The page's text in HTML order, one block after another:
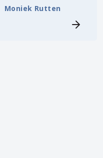
Moniek Rutten